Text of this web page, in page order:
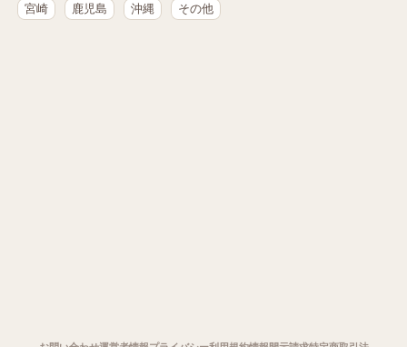
宮崎
鹿児島 沖縄 その他